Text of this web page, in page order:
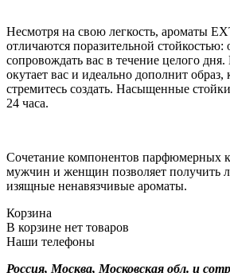
Несмотря на свою легкость, ароматы
отличаются поразительной стойкостью:
сопровождать вас в течение целого
окутает вас и идеально дополнит
стремитесь создать. Насыщенные
24 часа.
Сочетание компонентов парфюмерных
мужчин и женщин позволяет получить
изящные ненавязчивые ароматы.
Корзина
В корзине нет товаров
Наши телефоны
Россия, Москва, Московская обл. и